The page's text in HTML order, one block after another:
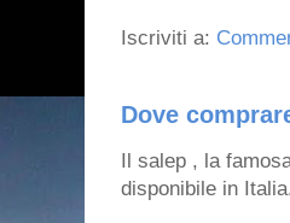
Iscriviti a:
Dove
Il salep , la
disponibile in